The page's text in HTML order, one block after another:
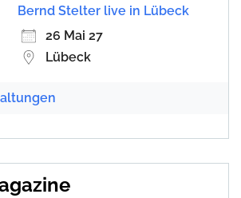
Bernd Stelter live in Lübeck
26 Mai 27
Lübeck